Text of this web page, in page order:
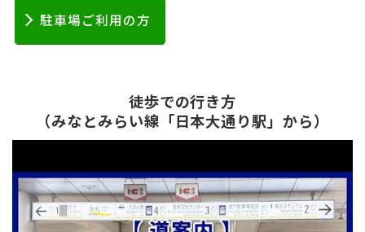
駐車場ご利用の方
徒歩での行き方
（みなとみらい線「日本大通り駅」から）